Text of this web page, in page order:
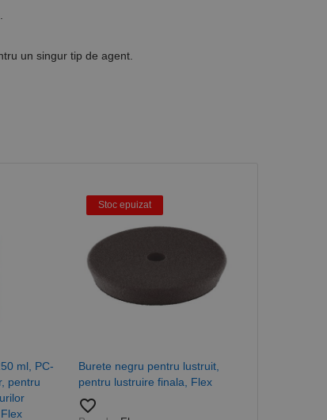
un singur tip de agent.
ml, PC-
pentru
Stoc epuizat
Burete negru pentru lustruit,
pentru lustruire finala, Flex
favorite_border